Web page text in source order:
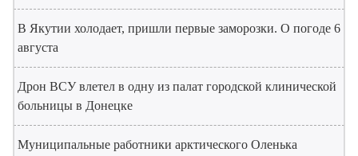
В Якутии холодает, пришли первые заморозки. О погоде 6
августа
Дрон ВСУ влетел в одну из палат городской клинической
больницы в Донецке
Муниципальные работники арктического Оленька